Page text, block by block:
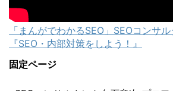
「まんがでわかるSEO」SEOコンサ
『SEO・内部対策をしよう！』
固定ページ